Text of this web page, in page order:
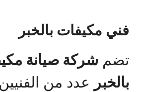
فني مكيفات بالخبر
تضم شركة صيانة
بالخبر عدد من الفنيين